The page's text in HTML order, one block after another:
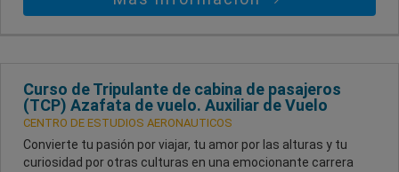
Curso de Tripulante de cabina de pasajeros
(TCP) Azafata de vuelo. Auxiliar de Vuelo
CENTRO DE ESTUDIOS AERONAUTICOS
Convierte tu pasión por viajar, tu amor por las alturas y tu
curiosidad por otras culturas en una emocionante carrera